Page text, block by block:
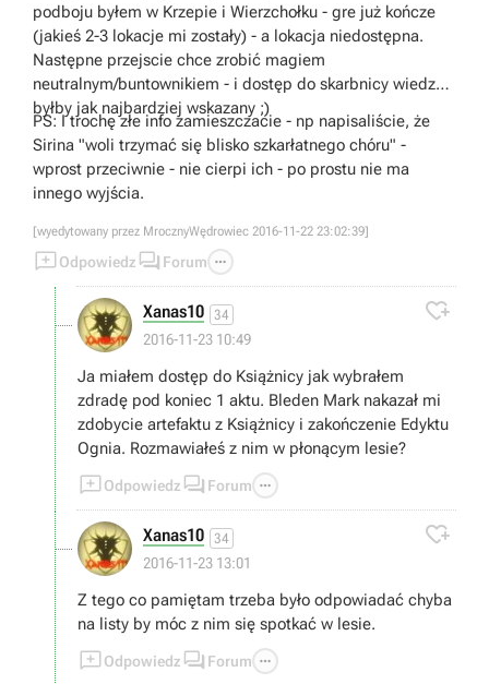
podboju byłem w Krzepie i Wierzchołku - gre już kończe
(jakieś 2-3 lokacje mi zostały) - a lokacja niedostępna.
Następne przejscie chce zrobić magiem
neutralnym/buntownikiem - i dostęp do skarbnicy wiedzy
byłby jak najbardziej wskazany ;)
PS: I trochę złe info zamieszczacie - np napisaliście, że
Sirina "woli trzymać się blisko szkarłatnego chóru" -
wprost przeciwnie - nie cierpi ich - po prostu nie ma
innego wyjścia.
[wyedytowany przez MrocznyWędrowiec 2016-11-22 23:02:39]
Odpowiedz  Forum 
Xanas10 34
2016-11-23 10:49

Ja miałem dostęp do Książnicy jak wybrałem
zdradę pod koniec 1 aktu. Bleden Mark nakazał mi
zdobycie artefaktu z Książnicy i zakończenie Edyktu
Ognia. Rozmawiałeś z nim w płonącym lesie?
Odpowiedz  Forum 
Xanas10 34
2016-11-23 13:01

Z tego co pamiętam trzeba było odpowiadać chyba
na listy by móc z nim się spotkać w lesie.
Odpowiedz  Forum 